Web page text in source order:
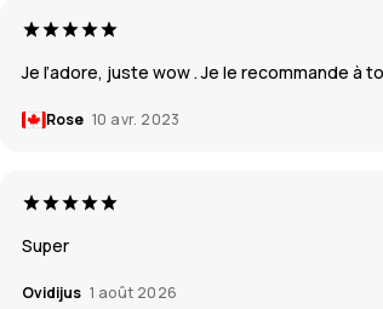
Je l’adore, juste wow . Je le recommande à
Rose 10 avr. 2023
Super
Ovidijus 1 août 2026